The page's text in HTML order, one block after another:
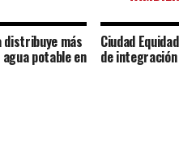
más
potable en
Ciudad
de